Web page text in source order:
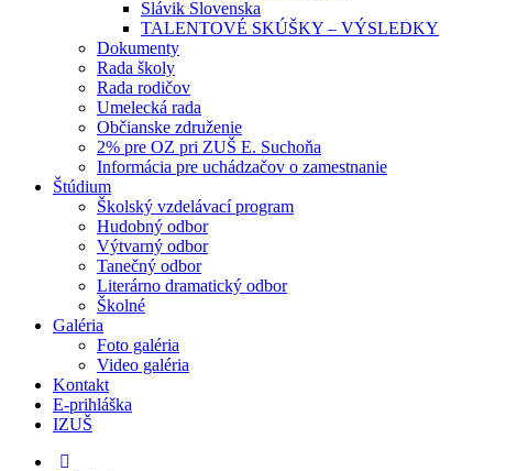
Slávik Slovenska
TALENTOVÉ SKÚŠKY – VÝSLEDKY
Dokumenty
Rada školy
Rada rodičov
Umelecká rada
Občianske združenie
2% pre OZ pri ZUŠ E. Suchoňa
Informácia pre uchádzačov o zamestnanie
Štúdium
Školský vzdelávací program
Hudobný odbor
Výtvarný odbor
Tanečný odbor
Literárno dramatický odbor
Školné
Galéria
Foto galéria
Video galéria
Kontakt
E-prihláška
IZUŠ